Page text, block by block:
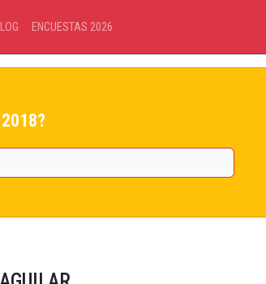
ENCUESTAS 2026